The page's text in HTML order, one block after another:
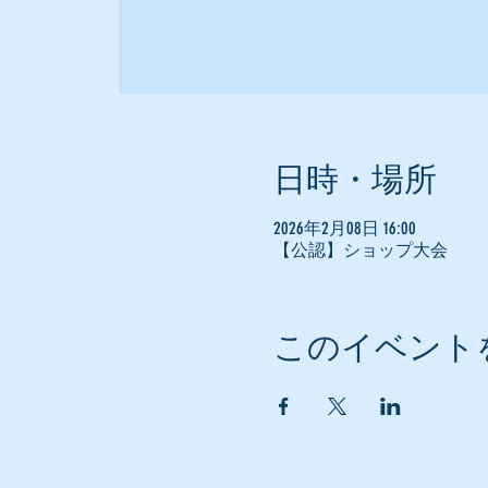
日時・場所
2026年2月08日 16:00
【公認】ショップ大会
このイベント